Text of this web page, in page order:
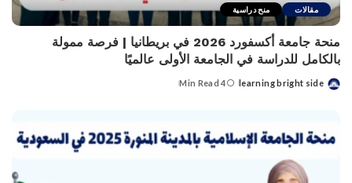
مقالات منح دراسية
منحة جامعة أكسفورد 2026 في بريطانيا | فرصة ممولة
بالكامل للدراسة في الجامعة الأولى عالميًا
Posted
learning bright side
4 Min Read